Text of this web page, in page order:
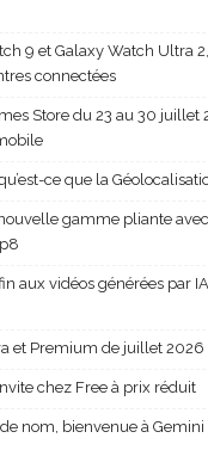
9 et Galaxy Watch Ultra
connectées
Store du 23 au 30 juillet
ce que la
gamme pliante
aux vidéos générées par
et Premium de juillet 2026
chez Free à prix réduit
nom, bienvenue à Gemini